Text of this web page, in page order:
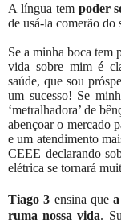
A língua tem poder
de usá-la comerão do
Se a minha boca tem
vida sobre mim é
saúde, que sou
um sucesso! Se
‘metralhadora’ de
abençoar o mercado
e um atendimento
CEEE declarando
elétrica se tornará
Tiago 3 ensina que
ruma nossa vida.